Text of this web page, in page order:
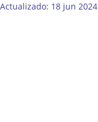
Actualizado: 18 jun 2024